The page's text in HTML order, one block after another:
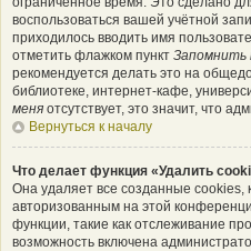
воспользоваться вашей учётной
приходилось вводить имя
отметить флажком пункт Запомнить
рекомендуется делать это на
библиотеке, интернет-кафе,
меня отсутствует, это значит, что
Вернуться к началу
Что делает функция «Удалить
Она удаляет все созданные cookies,
авторизованным на этой
функции, такие как отслеживание
возможность включена